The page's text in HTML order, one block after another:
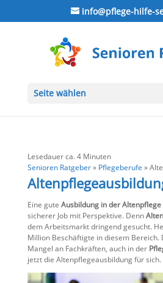
info@pflege-hilfe-
Seite wählen
Lesedauer ca.4 Minuten
Senioren Ratgeber» Pflegeberufe »
Eine gute Ausbildung in der Altenpflege
sicherer Job mit Perspektive. Denn
dem Arbeitsmarkt dringend gesucht.
Million Beschäftigte in diesem Bereich.
Mangel an Fachkräften, auch in der
jetzt die Altenpflegeausbildung für sich.